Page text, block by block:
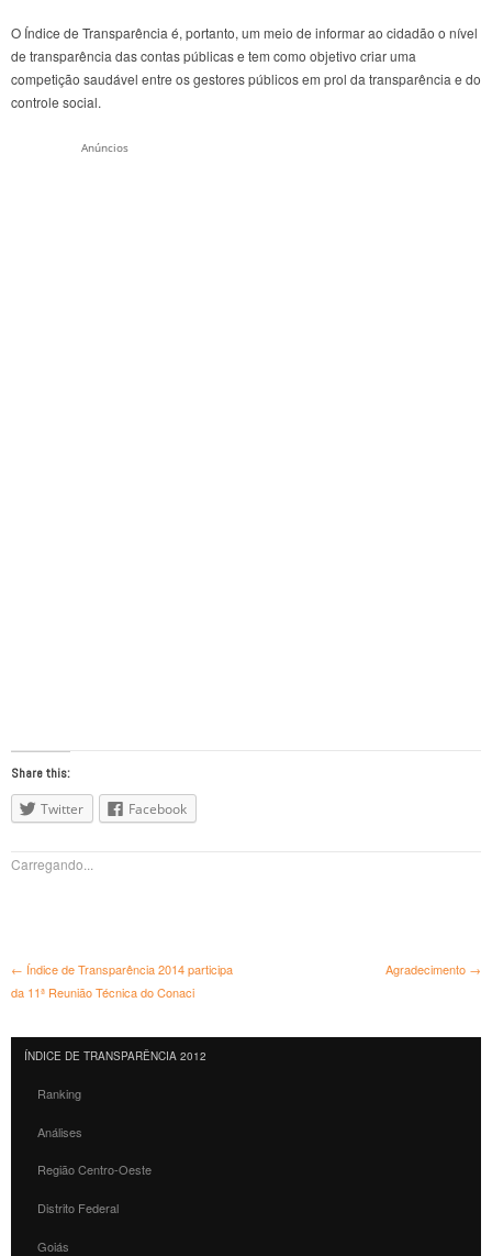
O Índice de Transparência é, portanto, um meio de informar ao cidadão o nível
de transparência das contas públicas e tem como objetivo criar uma
competição saudável entre os gestores públicos em prol da transparência e do
controle social.
Anúncios
Share this:
Twitter Facebook
Carregando...
Navegação de Posts
← Índice de Transparência 2014 participa
da 11ª Reunião Técnica do Conaci
Agradecimento →
ÍNDICE DE TRANSPARÊNCIA 2012
Ranking
Análises
Região Centro-Oeste
Distrito Federal
Goiás